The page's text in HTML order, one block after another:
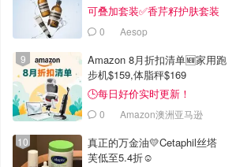
可叠加套装✅香芹籽护肤套装
$1710 Aesop
Amazon 8月折扣清单🆕家用跑
步机$159,体脂秤$169
🕒每日好价实时更新！
0 Amazon澳洲亚马逊
真正的万金油💛Cetaphil丝塔
芙低至5.4折☺️